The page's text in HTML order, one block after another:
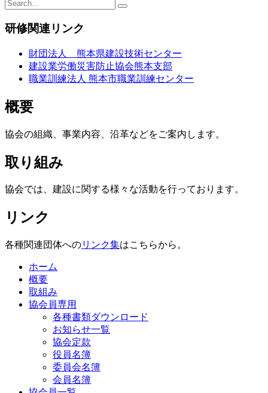
研修関連リンク
財団法人 熊本県建設技術センター
建設業労働災害防止協会熊本支部
職業訓練法人 熊本市職業訓練センター
概要
協会の組織、事業内容、沿革などをご案内します。
取り組み
協会では、建設に関する様々な活動を行っております。
リンク
各種関連団体へのリンク集はこちらから。
ホーム
概要
取組み
協会員専用
各種書類ダウンロード
お知らせ一覧
協会定款
役員名簿
委員会名簿
会員名簿